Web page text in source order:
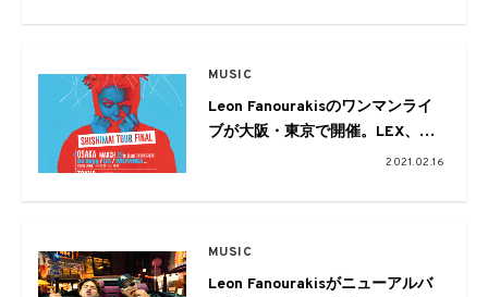
MUSIC
Leon Fanourakisのワンマンライ
ブが大阪・東京で開催。LEX、
WILYWNKA、JP THE WAVYらが
2021.02.16
MUSIC
Leon Fanourakisがニューアルバ